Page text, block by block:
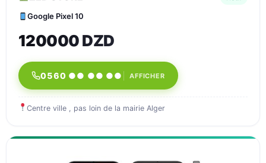
Google Pixel 10
120000 DZD
0560 ●● ●● ●● AFFICHER
Centre ville , pas loin de la mairie Alger